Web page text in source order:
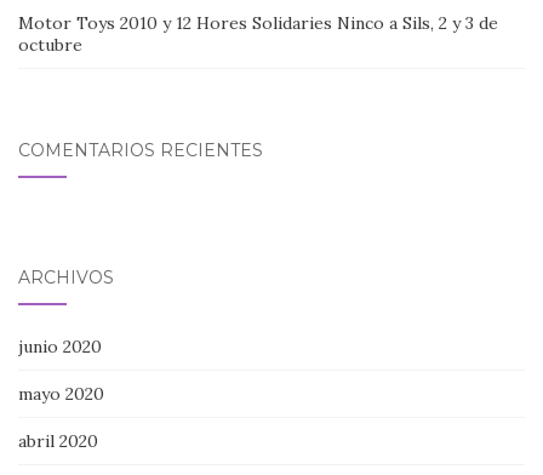
Motor Toys 2010 y 12 Hores Solidaries Ninco a Sils, 2 y 3 de
octubre
COMENTARIOS RECIENTES
ARCHIVOS
junio 2020
mayo 2020
abril 2020